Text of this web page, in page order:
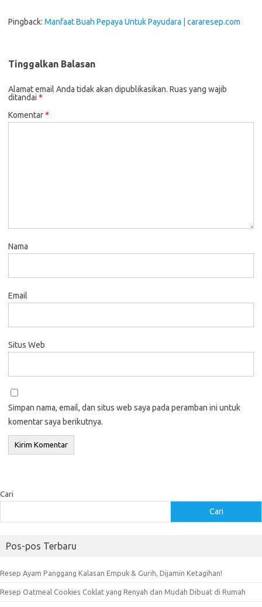
Pingback: Manfaat Buah Pepaya Untuk Payudara | cararesep.com
Tinggalkan Balasan
Alamat email Anda tidak akan dipublikasikan. Ruas yang wajib
ditandai *
Komentar*
Nama
Email
Situs Web
Simpan nama, email, dan situs web saya pada peramban ini untuk
komentar saya berikutnya.
Cari
Cari
Pos-pos Terbaru
Resep Ayam Panggang Kalasan Empuk & Gurih, Dijamin Ketagihan!
Resep Oatmeal Cookies Coklat yang Renyah dan Mudah Dibuat di Rumah